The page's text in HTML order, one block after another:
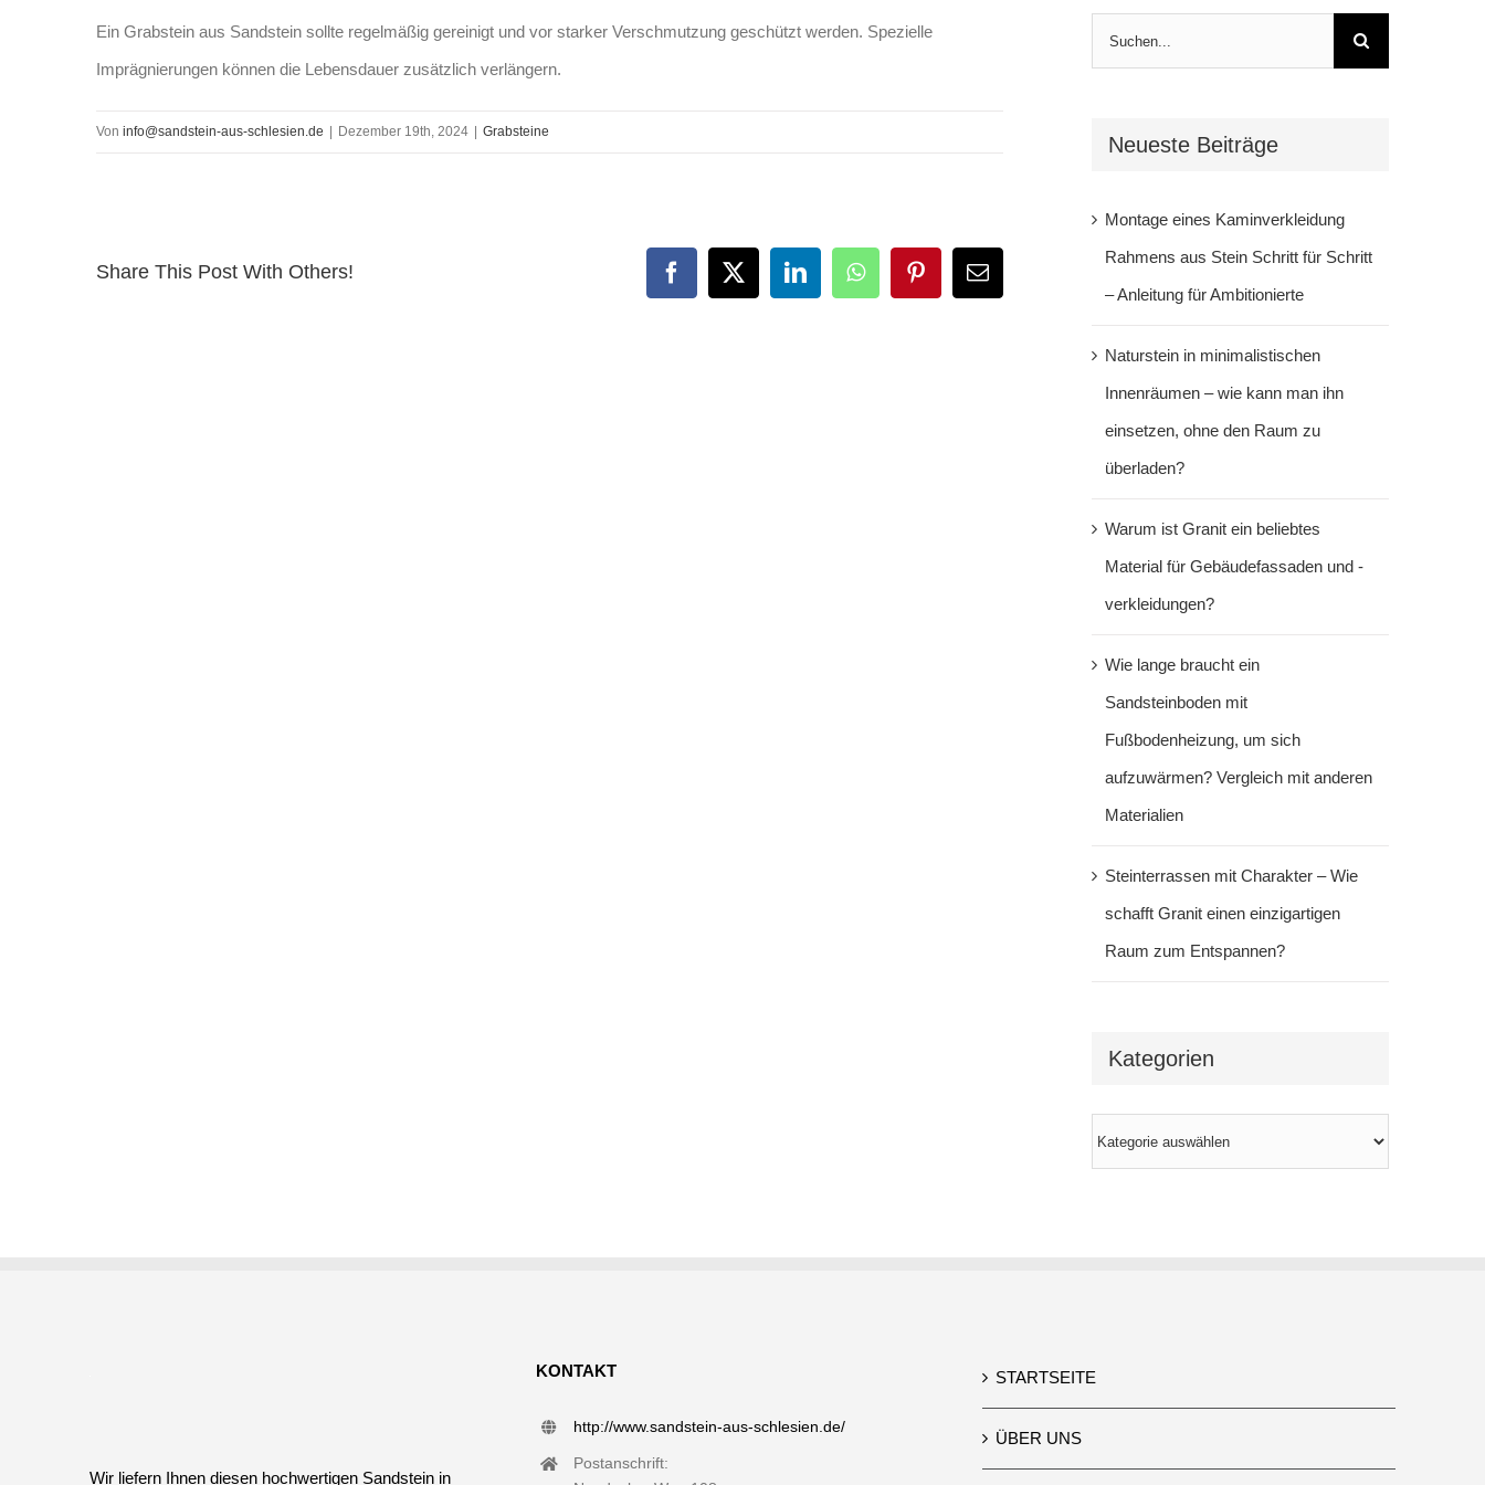
Ein Grabstein aus Sandstein sollte regelmäßig gereinigt und vor starker Verschmutzung geschützt werden. Spezielle
Imprägnierungen können die Lebensdauer zusätzlich verlängern.
Von info@sandstein-aus-schlesien.de Dezember 19th, 2024 Grabsteine
Share This Post With Others! FacebookTwitterLinkedInWhatsAppPinterest
E-
Mail
nach:
Neueste Beiträge
Montage eines Kaminverkleidung
Rahmens aus Stein Schritt für Schritt
– Anleitung für Ambitionierte
Naturstein in minimalistischen
Innenräumen – wie kann man ihn
einsetzen, ohne den Raum zu
überladen?
Warum ist Granit ein beliebtes
Material für Gebäudefassaden und -
verkleidungen?
Wie lange braucht ein
Sandsteinboden mit
Fußbodenheizung, um sich
aufzuwärmen? Vergleich mit anderen
Materialien
Steinterrassen mit Charakter – Wie
schafft Granit einen einzigartigen
Raum zum Entspannen?
Kategorien
Wir liefern Ihnen diesen hochwertigen Sandstein in
KONTAKT
http://www.sandstein-aus-schlesien.de/
Postanschrift:
STARTSEITE
ÜBER UNS